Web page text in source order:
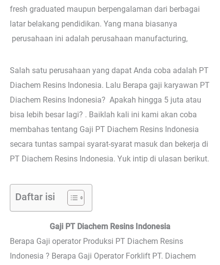
fresh graduated maupun berpengalaman dari berbagai
latar belakang pendidikan. Yang mana biasanya
perusahaan ini adalah perusahaan manufacturing,
Salah satu perusahaan yang dapat Anda coba adalah PT
Diachem Resins Indonesia. Lalu Berapa gaji karyawan PT
Diachem Resins Indonesia? Apakah hingga 5 juta atau
bisa lebih besar lagi? . Baiklah kali ini kami akan coba
membahas tentang Gaji PT Diachem Resins Indonesia
secara tuntas sampai syarat-syarat masuk dan bekerja di
PT Diachem Resins Indonesia. Yuk intip di ulasan berikut.
Daftar isi
Gaji PT Diachem Resins Indonesia
Berapa Gaji operator Produksi PT Diachem Resins
Indonesia ? Berapa Gaji Operator Forklift PT. Diachem